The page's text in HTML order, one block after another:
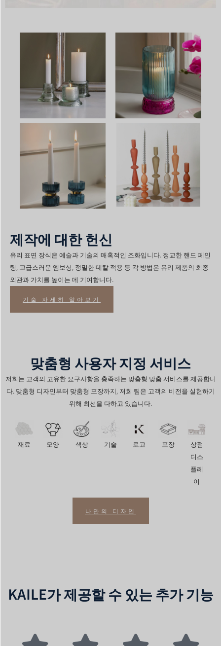
제작에 대한 헌신
유리 표면 장식은 예술과 기술의 매혹적인 조화입니다. 정교한 핸드 페인
팅, 고급스러운 엠보싱, 정밀한 데칼 적용 등 각 방법은 유리 제품의 최종
외관과 가치를 높이는 데 기여합니다.
기술 자세히 알아보기
맞춤형 사용자 지정 서비스
저희는 고객의 고유한 요구사항을 충족하는 맞춤형 맞춤 서비스를 제공합니
다. 맞춤형 디자인부터 맞춤형 포장까지, 저희 팀은 고객의 비전을 실현하기
위해 최선을 다하고 있습니다.
재료 모양 색상 기술 로고 포장
상점
디스
플레
이
나만의 디자인
KAILE가 제공할 수 있는 추가 기능